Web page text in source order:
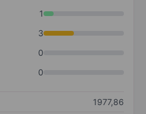
1
3
0
0
1977,86